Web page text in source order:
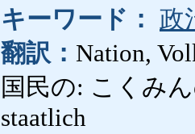
キーワード： 政
翻訳： Nation,
国民の: こくみ
staatlich